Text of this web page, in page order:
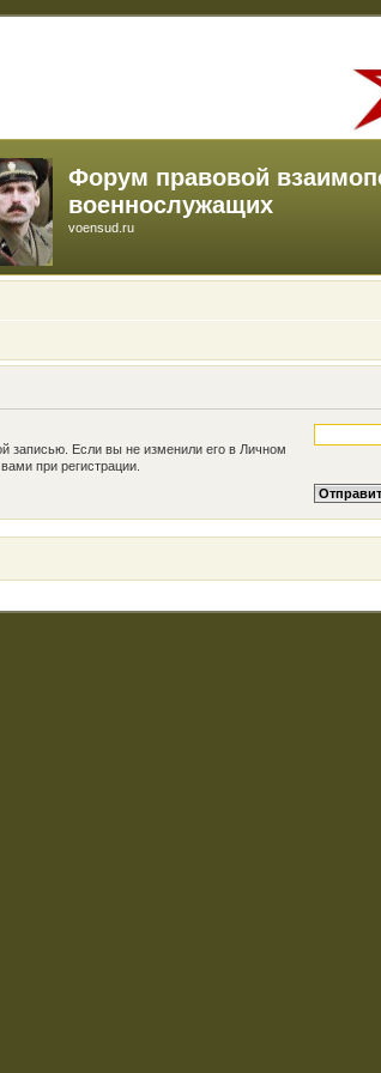
Форум правовой
военнослужащих
voensud.ru
записью. Если вы не изменили его в Личном
при регистрации.